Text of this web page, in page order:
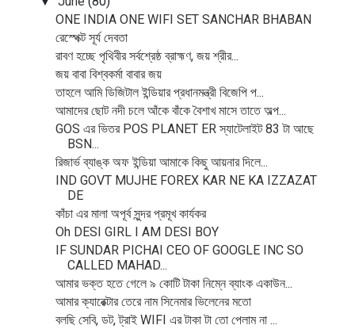
ONE INDIA ONE WIFI SET SANCHAR BHABAN
রেস্পেক্ট সূর্য দেবতা
রাবণ হচ্ছে পৃথিবীর সর্বশ্রেষ্ঠ ব্রাহ্মণ, জয় শ্রীর...
জয় বাবা বিশ্বকর্মা বাবার জয়
তাহলে আমি ডিজিটাল ইন্ডিয়ার প্রধানমন্ত্রী বিজেপি প...
আমাদের ছোট নদী চলে আঁকে বাঁকে বৈশাখ মাসে তাতে অল্প...
GOS এর ভিতর POS PLANET ER স্যাটেলাইট 83 টা আছে
BSN...
রিজার্ভ ব্যাঙ্ক অফ ইন্ডিয়া আমাকে কিছু আয়নার দিলে...
IND GOVT MUJHE FOREX KAR NE KA IZZAZAT
DE
কাঁচা এর মালা অপূর্ব সুন্দর প্রমূখ কার্যকর
Oh DESI GIRL I AM DESI BOY
IF SUNDAR PICHAI CEO OF GOOGLE INC SO
CALLED MAHAD...
আমার ভক্ত হতে গেলে ৯ কোটি টাকা নিম্নে ব্যাংক একাউন...
আমার ক্যারেক্টার তেরে নাম সিনেমার ভিলেনের মতো
বলছি সেবি, ডট, ট্রাই WIFI এর টাকা টা তো পেলাম না ...